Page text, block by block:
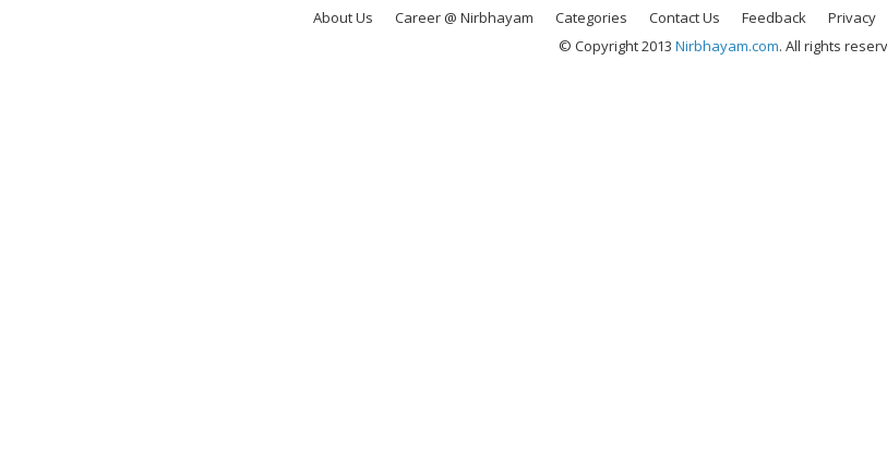
About Us Career @ Nirbhayam Categories Contact Us Feedback Privacy
© Copyright 2013 Nirbhayam.com. All rights